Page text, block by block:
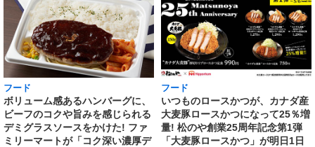
フード
ボリューム感あるハンバーグに、
ビーフのコクや旨みを感じられる
デミグラスソースをかけた! ファ
ミリーマートが「コク深い濃厚デ
フード
いつものロースかつが、カナダ産
大麦豚ロースかつになって25％増
量! 松のや創業25周年記念第1弾
「大麦豚ロースかつ」が明日1日